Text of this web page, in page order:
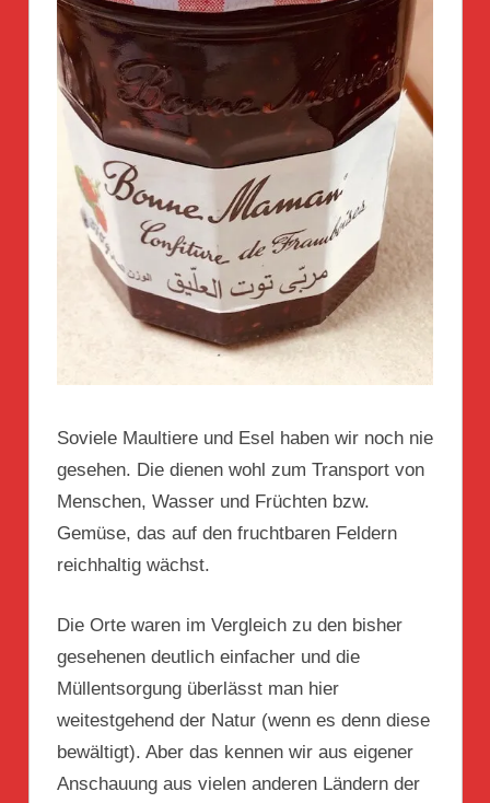
Soviele Maultiere und Esel haben wir noch nie
gesehen. Die dienen wohl zum Transport von
Menschen, Wasser und Früchten bzw.
Gemüse, das auf den fruchtbaren Feldern
reichhaltig wächst.
Die Orte waren im Vergleich zu den bisher
gesehenen deutlich einfacher und die
Müllentsorgung überlässt man hier
weitestgehend der Natur (wenn es denn diese
bewältigt). Aber das kennen wir aus eigener
Anschauung aus vielen anderen Ländern der